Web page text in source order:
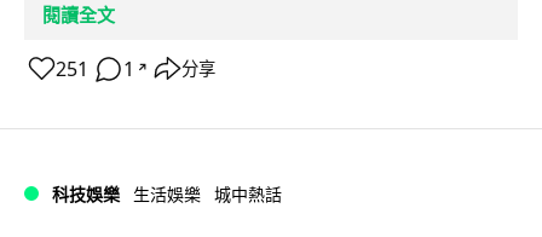
閱讀全文
251 1 ↗ 分享
科技娛樂 生活娛樂 城中熱話